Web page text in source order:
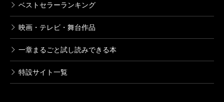
ベストセラーランキング
映画・テレビ・舞台作品
一章まるごと試し読みできる本
特設サイト一覧